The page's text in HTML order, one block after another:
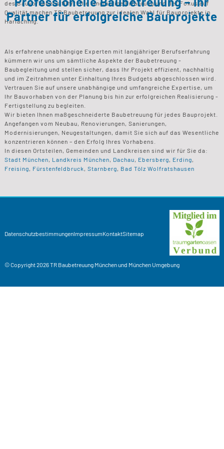
des Bauvorhabens führt. Die langjährige Erfahrung und der Fokus auf
Qualität machen TR Baubetreuung zur idealen Wahl für Bauprojekte in
Harlaching.
Partner für erfolgreiche Bauprojekte
Als erfahrene unabhängige Experten mit langjähriger Berufserfahrung
kümmern wir uns um sämtliche Aspekte der Baubetreuung -
Baubegleitung und stellen sicher, dass Ihr Projekt effizient, nachhaltig
und im Zeitrahmen unter Einhaltung Ihres Budgets abgeschlossen wird.
Vertrauen Sie auf unsere unabhängige und umfangreiche Expertise, um
Ihr Bauvorhaben von der Planung bis hin zur erfolgreichen Realisierung -
Fertigstellung zu begleiten.
Wir bieten Ihnen maßgeschneiderte Baubetreuung für jedes Bauprojekt.
Angefangen vom Neubau, Renovierungen, Sanierungen,
Modernisierungen, Neugestaltungen, damit Sie sich auf das Wesentliche
konzentrieren können – den Erfolg Ihres Vorhabens.
In diesen Ortsteilen, Gemeinden und Landkreisen sind wir für Sie da:
Stadt München, Landkreis München, Dachau, Ebersberg, Erding,
Freising, Fürstenfeldbruck, Starnberg, Bad Tölz Wolfratshausen
DatenschutzbestimmungenImpressumKontaktSitemap
© Copyright 2026TR BaubetreuungMünchen und München Umgebung